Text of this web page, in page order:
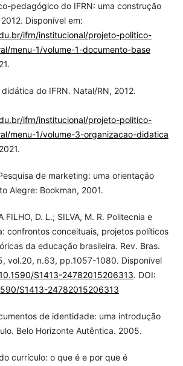
pedagógico do IFRN: uma construção
Disponível em:
ifrn/institucional/projeto-politico-
menu-1/volume-1-documento-base
do IFRN. Natal/RN, 2012.
ifrn/institucional/projeto-politico-
menu-1/volume-3-organizacao-didatica
de marketing: uma orientação
Alegre: Bookman, 2001.
FILHO, D. L.; SILVA, M. R. Politecnia e
confrontos conceituais, projetos políticos
da educação brasileira. Rev. Bras.
vol.20, n.63, pp.1057-1080. Disponível
S1413-24782015206313. DOI:
S1413-24782015206313
de identidade: uma introdução
Belo Horizonte Autêntica. 2005.
currículo: o que é e por que é